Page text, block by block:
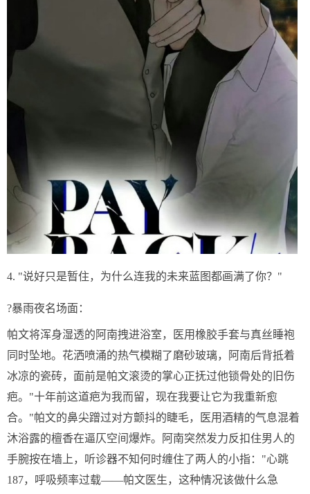
4. "说好只是暂住，为什么连我的未来蓝图都画满了你？"
?️暴雨夜名场面：
帕文将浑身湿透的阿南拽进浴室，医用橡胶手套与真丝睡袍
同时坠地。花洒喷涌的热气模糊了磨砂玻璃，阿南后背抵着
冰凉的瓷砖，面前是帕文滚烫的掌心正抚过他锁骨处的旧伤
疤。"十年前这道疤为我而留，现在我要让它为我重新愈
合。"帕文的鼻尖蹭过对方颤抖的睫毛，医用酒精的气息混着
沐浴露的檀香在逼仄空间爆炸。阿南突然发力反扣住男人的
手腕按在墙上，听诊器不知何时缠住了两人的小指："心跳
187，呼吸频率过载——帕文医生，这种情况该做什么急